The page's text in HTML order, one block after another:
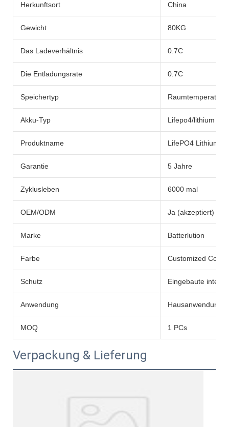
Herkunftsort China
Gewicht 80KG
Das Ladeverhältnis 0.7C
Die Entladungsrate 0.7C
Speichertyp Raumtemperatur
Akku-Typ Lifepo4/lithium
Produktname LifePO4 Lithium -
Garantie 5 Jahre
Zyklusleben 6000 mal
OEM/ODM Ja (akzeptiert)
Marke Batterlution
Farbe Customized Color
Schutz Eingebaute
Anwendung Hausanwendung
MOQ 1 PCs
Verpackung & Lieferung